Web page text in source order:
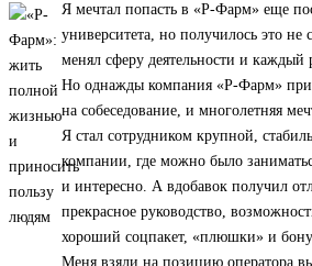
Я мечтал попасть в «Р-Фарм» еще
университета, но получилось это не
менял сферу деятельности и каждый
Но однажды компания «Р-Фарм»
на собеседование, и многолетняя
Я стал сотрудником крупной,
компании, где можно было
и интересно. А вдобавок получил
прекрасное руководство,
хороший соцпакет, «плюшки» и
Меня взяли на позицию оператора